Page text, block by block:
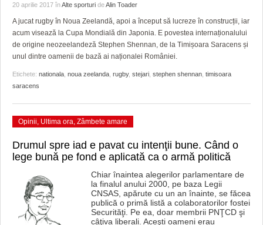
20 aprilie 2017 înAlte sporturi deAlin Toader
A jucat rugby în Noua Zeelandă, apoi a început să lucreze în construcții, iar
acum visează la Cupa Mondială din Japonia. E povestea internaționalului
de origine neozeelandeză Stephen Shennan, de la Timișoara Saracens și
unul dintre oamenii de bază ai naționalei României.
Etichete: nationala noua zeelanda rugby, stejari stephen shennan timisoara
saracens
Opinii Ultima ora Zâmbete amare
Drumul spre iad e pavat cu intenţii bune. Când o
lege bună pe fond e aplicată ca o armă politică
Chiar înaintea alegerilor parlamentare de
la finalul anului 2000, pe baza Legii
CNSAS, apărute cu un an înainte, se făcea
publică o primă listă a colaboratorilor fostei
Securităţi. Pe ea, doar membrii PNŢCD şi
câţiva liberali. Aceşti oameni erau